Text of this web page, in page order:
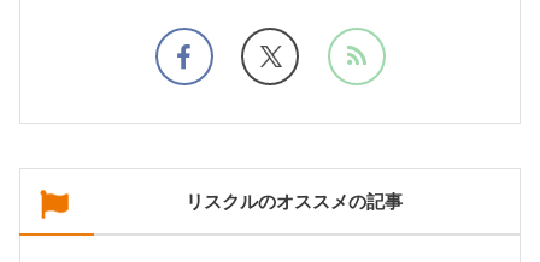
リスクルのオススメの記事